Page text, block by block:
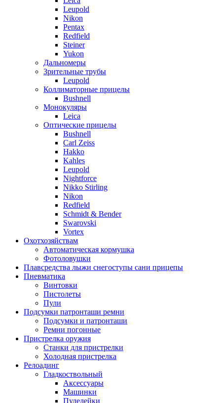
Leupold
Nikon
Pentax
Redfield
Steiner
Yukon
Дальномеры
Зрительные трубы
Leupold
Коллиматорные прицелы
Bushnell
Монокуляры
Leica
Оптические прицелы
Bushnell
Carl Zeiss
Hakko
Kahles
Leupold
Nightforce
Nikko Stirling
Nikon
Redfield
Schmidt & Bender
Swarovski
Vortex
Охотхозяйствам
Автоматическая кормушка
Фотоловушки
Плавсредства лыжи снегоступы сани прицепы
Пневматика
Винтовки
Пистолеты
Пули
Подсумки патронташи ремни
Подсумки и патронташи
Ремни погонные
Пристрелка оружия
Станки для пристрелки
Холодная пристрелка
Релоадинг
Гладкоствольный
Аксессуары
Машинки
Пулелейки